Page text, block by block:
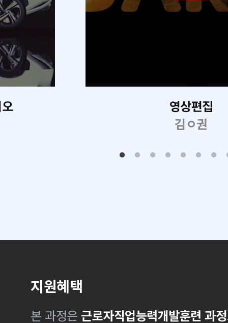
영상편집
김ㅇ권
지원혜택
본 과정은 근로자직업능력개발훈련 과정